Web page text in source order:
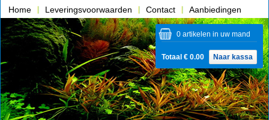
Home Leveringsvoorwaarden Contact
Aanbiedingen
Over ons
0 artikelen in uw mand
Totaal € 0.00 Naar kassa